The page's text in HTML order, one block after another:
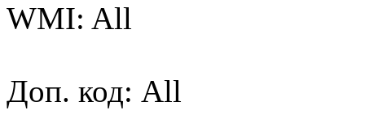
WMI: All
Доп. код: All